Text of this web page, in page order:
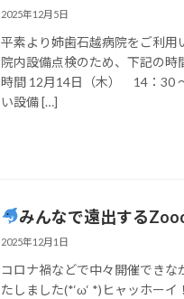
2025年12月5日
平素より姉歯石越病院をご利用
院内設備点検のため、下記の
時間 12月14日（木） 14：30
い設備 […]
みんなで遠出する
2025年12月1日
コロナ禍などで中々開催でき
たしました(*‘ω‘ *)ヒャッホー